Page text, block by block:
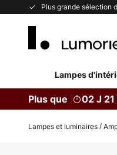
Plus grande sélection
Allez
Lampes
Plus que 02 J 21
Lampes et luminaires